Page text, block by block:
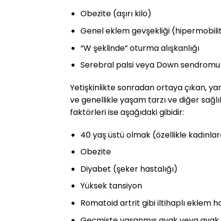
Obezite (aşırı kilo)
Genel eklem gevşekliği
“W şeklinde” oturma alışkanlığı
Serebral palsi veya Down
Yetişkinlikte sonradan ortaya çıkan,
ve genellikle yaşam tarzı ve diğer
faktörleri ise aşağıdaki gibidir:
40 yaş üstü olmak (özellikle
Obezite
Diyabet (şeker hastalığı)
Yüksek tansiyon
Romatoid artrit gibi iltihaplı eklem